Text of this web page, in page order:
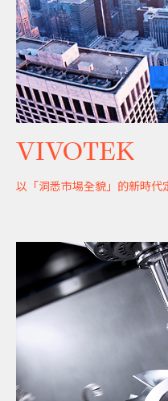
VIVOTEK
以「洞悉市場全貌」的新時代